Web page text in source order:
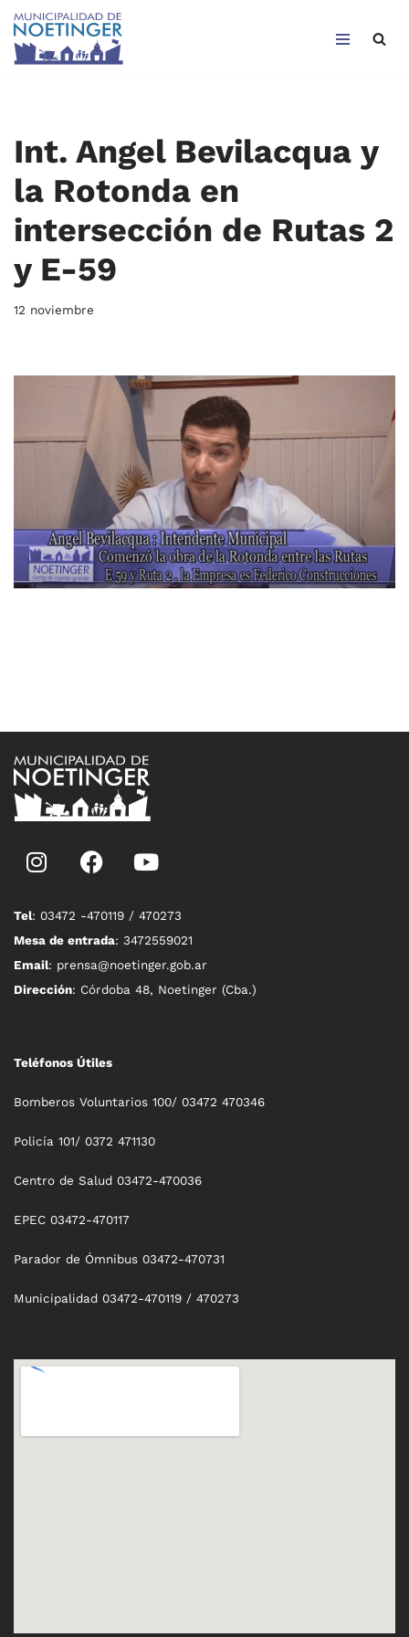
Saltar
Int. Angel Bevilacqua y
la Rotonda en
intersección de Rutas 2
y E-59
12 noviembre
Tel: 03472 -470119 / 470273
Mesa de entrada: 3472559021
Email: prensa@noetinger.gob.ar
Dirección: Córdoba 48, Noetinger (Cba.)
Teléfonos Útiles
Bomberos Voluntarios 100/ 03472 470346
Policía 101/ 0372 471130
Centro de Salud 03472-470036
EPEC 03472-470117
Parador de Ómnibus 03472-470731
Municipalidad 03472-470119 / 470273